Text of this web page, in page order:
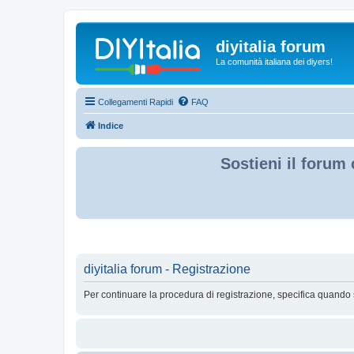
diyitalia forum
La comunità italiana dei diyers!
Collegamenti Rapidi FAQ
Indice
Sostieni il forum
diyitalia forum - Registrazione
Per continuare la procedura di registrazione, specifica quando